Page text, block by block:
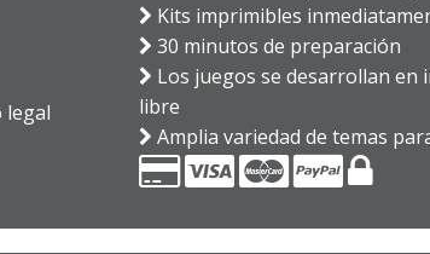
legal
Kits imprimibles
30 minutos de preparación
Los juegos se desarrollan en
libre
Amplia variedad de temas